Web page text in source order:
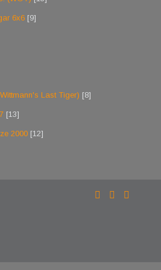
6x6 [9]
Last Tiger) [8]
[13]
2000 [12]